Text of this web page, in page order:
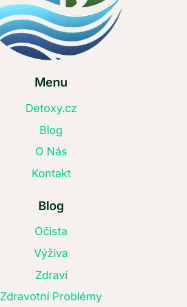
Menu
Detoxy.cz
Blog
O Nás
Kontakt
Blog
Očista
Výživa
Zdraví
Zdravotní Problémy